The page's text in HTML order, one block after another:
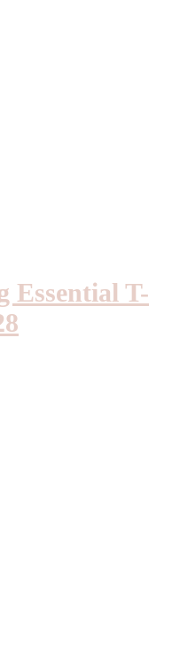
Essential T-